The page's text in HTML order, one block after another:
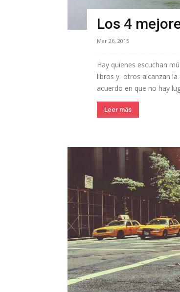
Los 4
Mar 26, 2015
Hay quienes escuchan
libros y otros alcanzan la
acuerdo en que no hay
Leer más